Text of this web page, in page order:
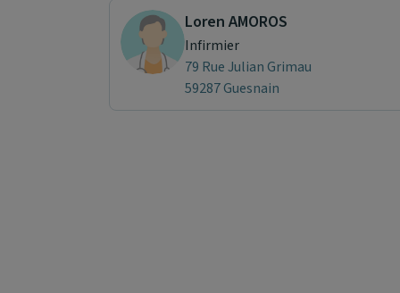
Loren AMOROS
Infirmier
79 Rue Julian Grimau
59287 Guesnain